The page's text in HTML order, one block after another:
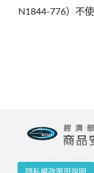
N1844-776）不